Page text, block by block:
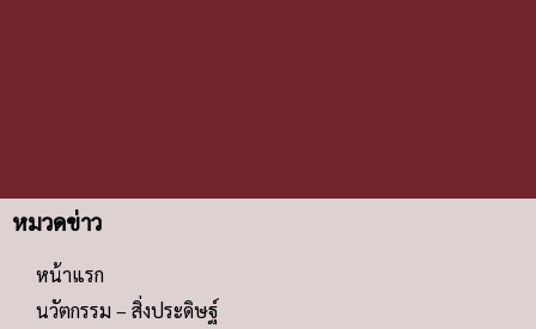
หมวดข่าว
หน้าแรก
นวัตกรรม – สิ่งประดิษฐ์